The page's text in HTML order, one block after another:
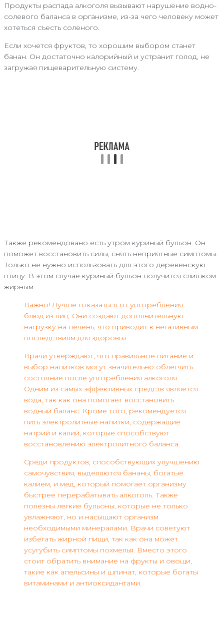
Продукты распада алкоголя вызывают нарушение водно-
солевого баланса в организме, из-за чего человеку может
хотеться съесть соленого.
Если хочется фруктов, то хорошим выбором станет
банан. Он достаточно калорийный и устранит голод, не
загружая пищеварительную систему.
Также рекомендовано есть утром куриный бульон. Он
поможет восстановить силы, снять неприятные симптомы.
Только не нужно использовать для этого деревенскую
птицу. В этом случае куриный бульон получится слишком
жирным.
Важно! Лучше отказаться от употребления
блюд из яиц. Они создают дополнительную
нагрузку на печень, что приводит к негативным
последствиям для здоровья.
Врачи утверждают, что правильное питание и
выбор напитков могут значительно облегчить
состояние после употребления алкоголя.
Одним из самых эффективных средств является
вода, так как она помогает восстановить
водный баланс. Кроме того, рекомендуется
пить электролитные напитки, содержащие
натрий и калий, которые способствуют
восстановлению электролитного баланса.
Среди продуктов, способствующих улучшению
самочувствия, выделяются бананы, богатые
калием, и мед, который помогает организму
быстрее перерабатывать алкоголь. Также
полезны легкие бульоны, которые не только
увлажняют, но и насыщают организм
необходимыми минералами. Врачи советуют
избегать жирной пищи, так как она может
усугубить симптомы похмелья. Вместо этого
стоит обратить внимание на фрукты и овощи,
такие как апельсины и шпинат, которые богаты
витаминами и антиоксидантами.